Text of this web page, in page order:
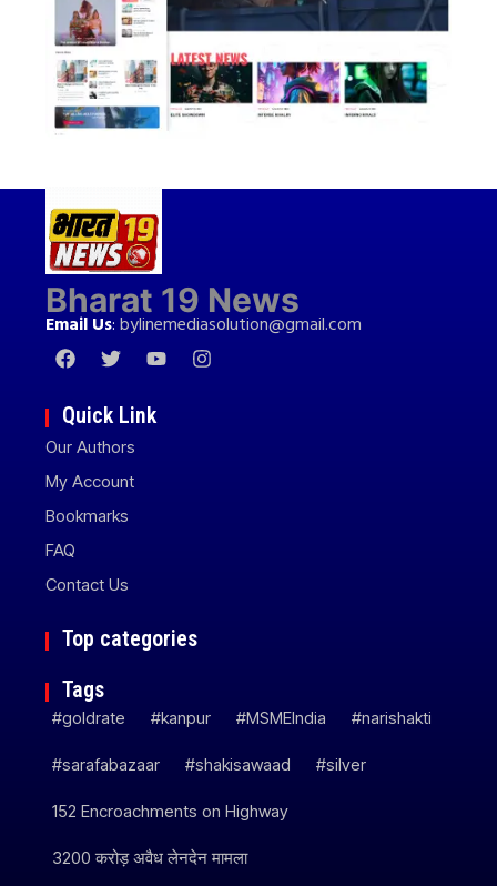
Bharat 19 News
Email Us:bylinemediasolution@gmail.com
Quick Link
Our Authors
My Account
Bookmarks
FAQ
Contact Us
Top categories
Tags
#goldrate #kanpur #MSMEIndia #narishakti
#sarafabazaar #shakisawaad #silver
152 Encroachments on Highway
3200 करोड़ अवैध लेनदेन मामला